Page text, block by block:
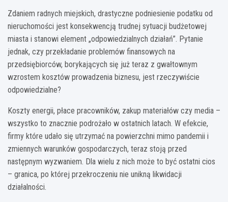
Zdaniem radnych miejskich, drastyczne podniesienie podatku od
nieruchomości jest konsekwencją trudnej sytuacji budżetowej
miasta i stanowi element „odpowiedzialnych działań”. Pytanie
jednak, czy przekładanie problemów finansowych na
przedsiębiorców, borykających się już teraz z gwałtownym
wzrostem kosztów prowadzenia biznesu, jest rzeczywiście
odpowiedzialne?
Koszty energii, płace pracowników, zakup materiałów czy media –
wszystko to znacznie podrożało w ostatnich latach. W efekcie,
firmy które udało się utrzymać na powierzchni mimo pandemii i
zmiennych warunków gospodarczych, teraz stoją przed
następnym wyzwaniem. Dla wielu z nich może to być ostatni cios
– granica, po której przekroczeniu nie unikną likwidacji
działalności.